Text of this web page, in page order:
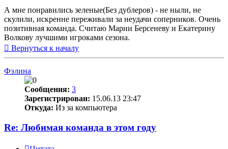
А мне понравились зеленые(Без дублеров) - не ныли, не
скулили, искренне переживали за неудачи соперников. Очень
позитивная команда. Считаю Марии Берсеневу и Екатерину
Волкову лучшими игроками сезона.
Вернуться к началу
Фэлина
Сообщения: 3
Зарегистрирован: 15.06.13 23:47
Откуда: Из за компьютера
Re: Любимая команда в этом году